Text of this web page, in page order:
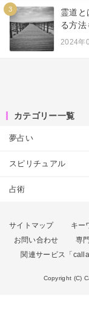
3
霊道と
る方法
2024年
カテゴリー一覧
夢占い
スピリチュアル
占術
サイトマップ キー
お問い合わせ
専
関連サービス「callat
Copyright (C)